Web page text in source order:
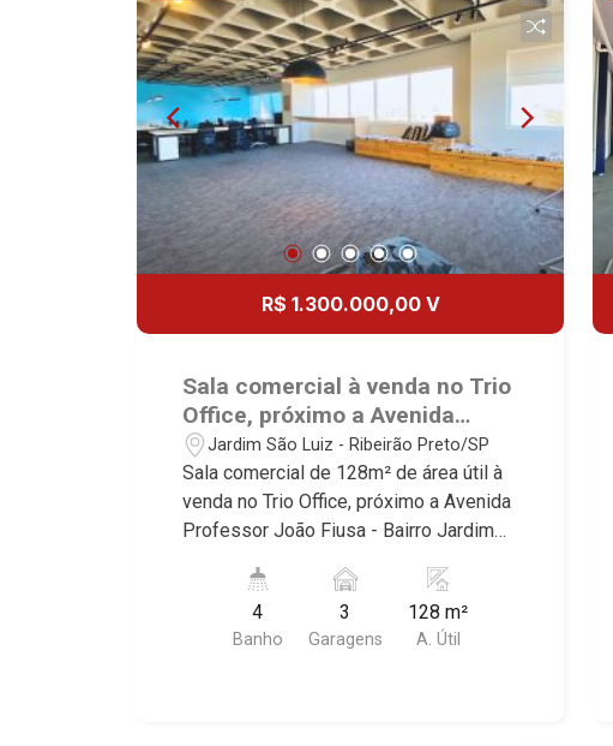
R$ 1.300.000,00 V
Sala comercial à venda no Trio
Office, próximo a Avenida
Professor João Fiusa - Ribeirão
Preto/SP.
Jardim São Luiz - Ribeirão Preto/SP
Sala comercial de 128m² de área útil à
venda no Trio Office, próximo a Avenida
Professor João Fiusa - Bairro Jardim
as características deste imóvel que a
Martinelli Imobiliária selecionou para
4
Banho
3
Garagens
128 m²
A. Útil